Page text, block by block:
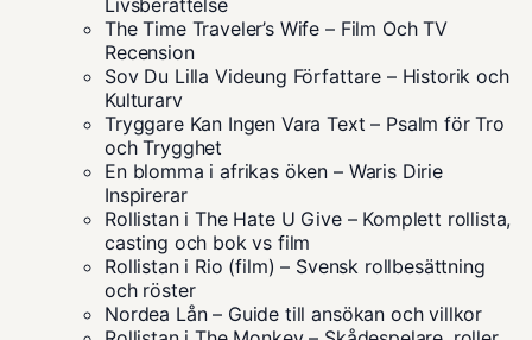
Livsberättelse
The Time Traveler’s Wife – Film Och TV
Recension
Sov Du Lilla Videung Författare – Historik och
Kulturarv
Tryggare Kan Ingen Vara Text – Psalm för Tro
och Trygghet
En blomma i afrikas öken – Waris Dirie
Inspirerar
Rollistan i The Hate U Give – Komplett rollista,
casting och bok vs film
Rollistan i Rio (film) – Svensk rollbesättning
och röster
Nordea Lån – Guide till ansökan och villkor